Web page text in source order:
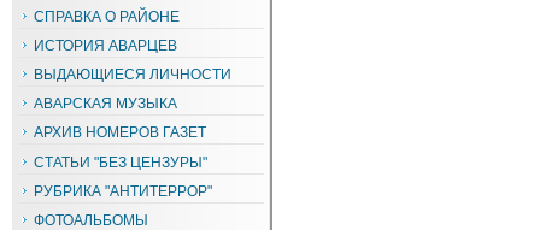
СПРАВКА О РАЙОНЕ
ИСТОРИЯ АВАРЦЕВ
ВЫДАЮЩИЕСЯ ЛИЧНОСТИ
АВАРСКАЯ МУЗЫКА
АРХИВ НОМЕРОВ ГАЗЕТ
СТАТЬИ "БЕЗ ЦЕНЗУРЫ"
РУБРИКА "АНТИТЕРРОР"
ФОТОАЛЬБОМЫ